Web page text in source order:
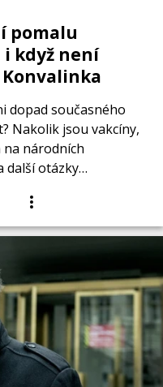
pomalu
když není
dopad současného
Nakolik jsou vakcíny,
národních
další otázky